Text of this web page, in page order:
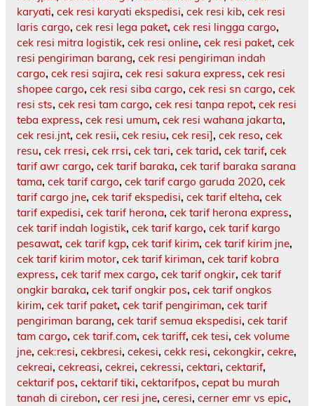
karyati, cek resi karyati ekspedisi, cek resi kib, cek resi
laris cargo, cek resi lega paket, cek resi lingga cargo,
cek resi mitra logistik, cek resi online, cek resi paket, cek
resi pengiriman barang, cek resi pengiriman indah
cargo, cek resi sajira, cek resi sakura express, cek resi
shopee cargo, cek resi siba cargo, cek resi sn cargo, cek
resi sts, cek resi tam cargo, cek resi tanpa repot, cek resi
teba express, cek resi umum, cek resi wahana jakarta,
cek resi.jnt, cek resii, cek resiu, cek resi], cek reso, cek
resu, cek rresi, cek rrsi, cek tari, cek tarid, cek tarif, cek
tarif awr cargo, cek tarif baraka, cek tarif baraka sarana
tama, cek tarif cargo, cek tarif cargo garuda 2020, cek
tarif cargo jne, cek tarif ekspedisi, cek tarif elteha, cek
tarif expedisi, cek tarif herona, cek tarif herona express,
cek tarif indah logistik, cek tarif kargo, cek tarif kargo
pesawat, cek tarif kgp, cek tarif kirim, cek tarif kirim jne,
cek tarif kirim motor, cek tarif kiriman, cek tarif kobra
express, cek tarif mex cargo, cek tarif ongkir, cek tarif
ongkir baraka, cek tarif ongkir pos, cek tarif ongkos
kirim, cek tarif paket, cek tarif pengiriman, cek tarif
pengiriman barang, cek tarif semua ekspedisi, cek tarif
tam cargo, cek tarif.com, cek tariff, cek tesi, cek volume
jne, cek:resi, cekbresi, cekesi, cekk resi, cekongkir, cekre,
cekreai, cekreasi, cekrei, cekressi, cektari, cektarif,
cektarif pos, cektarif tiki, cektarifpos, cepat bu murah
tanah di cirebon, cer resi jne, ceresi, cerner emr vs epic,